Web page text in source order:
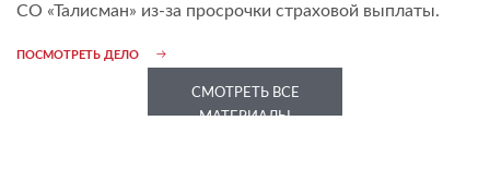
СО «Талисман» из-за просрочки страховой выплаты.
ПОСМОТРЕТЬ ДЕЛО
СМОТРЕТЬ ВСЕ
МАТЕРИАЛЫ